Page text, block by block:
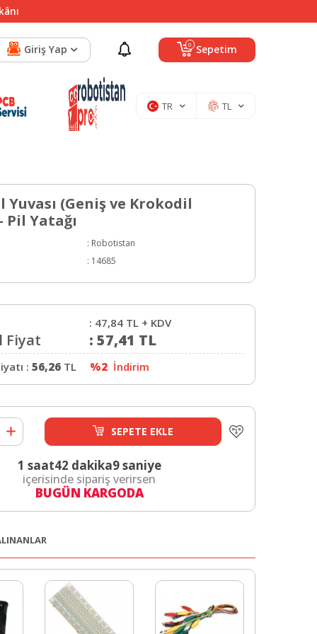
0 Sepetim
Giriş Yap
TR TL
Yuvası (Geniş ve Krokodil
Pil Yatağı
: Robotistan
: 14685
: 47,84 TL + KDV
Fiyat : 57,41 TL
: 56,26 TL %2 İndirim
SEPETE EKLE
1 saat42 dakika9 saniye
içerisinde sipariş verirsen
BUGÜN KARGODA